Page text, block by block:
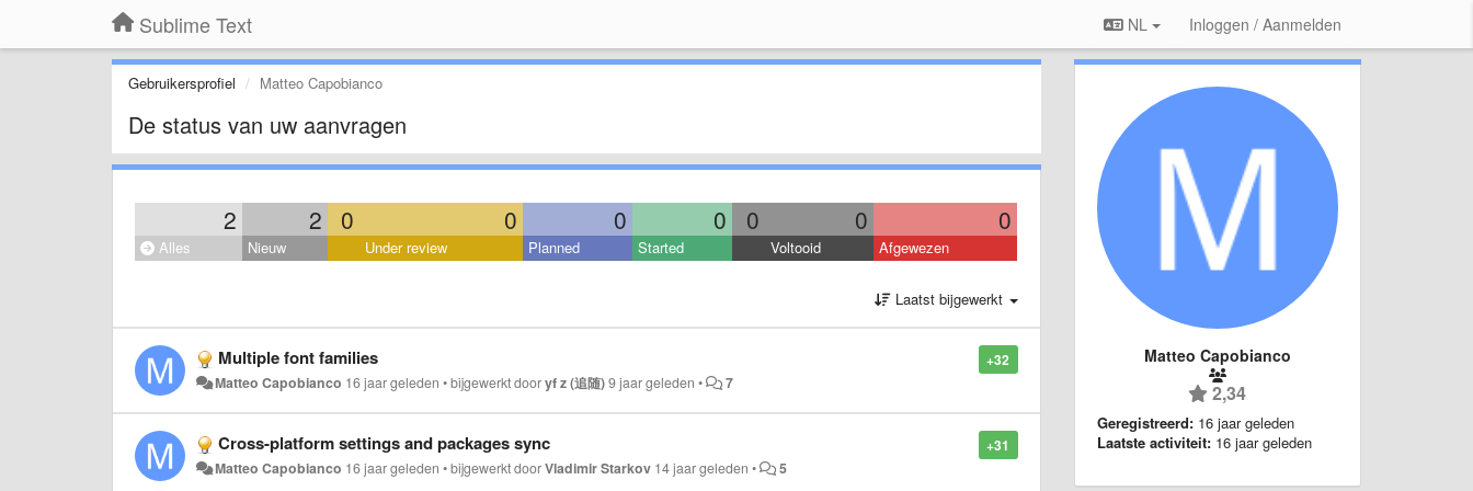
Sublime Text NL Inloggen / Aanmelden
Gebruikersprofiel Matteo Capobianco
De status van uw aanvragen
2 2 0 0 0 0 0 0 0
Alles Nieuw Under review Planned Started Voltooid Afgewezen
Laatst bijgewerkt
+32
Multiple font families
Matteo Capobianco 16 jaar geleden •bijgewerkt dooryf z (追随)9 jaar geleden • 7
+31
Cross-platform settings and packages sync
Matteo Capobianco 16 jaar geleden •bijgewerkt doorVladimir Starkov 14 jaar geleden • 5
Matteo Capobianco
2,34
Geregistreerd: 16 jaar geleden
Laatste activiteit: 16 jaar geleden